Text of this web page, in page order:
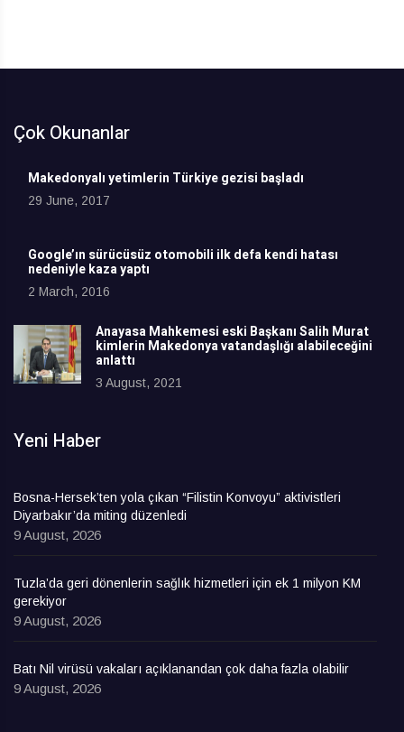
Çok Okunanlar
Makedonyalı yetimlerin Türkiye gezisi başladı
29 June, 2017
Google’ın sürücüsüz otomobili ilk defa kendi hatası
nedeniyle kaza yaptı
2 March, 2016
Anayasa Mahkemesi eski Başkanı Salih Murat
kimlerin Makedonya vatandaşlığı alabileceğini
anlattı
3 August, 2021
Yeni Haber
Bosna-Hersek’ten yola çıkan “Filistin Konvoyu” aktivistleri
Diyarbakır’da miting düzenledi
9 August, 2026
Tuzla’da geri dönenlerin sağlık hizmetleri için ek 1 milyon KM
gerekiyor
9 August, 2026
Batı Nil virüsü vakaları açıklanandan çok daha fazla olabilir
9 August, 2026